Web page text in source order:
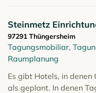
Steinmetz
97291 Thüngersheim
Tagungsmobiliar,
Raumplanung
Es gibt Hotels, in
als geplant. In denen